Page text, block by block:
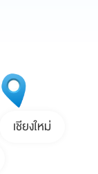
เชียงใหม่